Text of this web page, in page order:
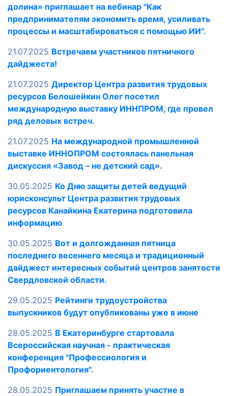
долина» приглашает на вебинар "Как
предпринимателям экономить время, усиливать
процессы и масштабироваться с помощью ИИ".
21.07.2025 Встречаем участников пятничного
дайджеста!
21.07.2025 Директор Центра развития трудовых
ресурсов Белошейкин Олег посетил
международную выставку ИННПРОМ, где провел
ряд деловых встреч.
21.07.2025 На международной промышленной
выставке ИННОПРОМ состоялась панельная
дискуссия «Завод – не детский сад».
30.05.2025 Ко Дню защиты детей ведущий
юрисконсульт Центра развития трудовых
ресурсов Канайкина Екатерина подготовила
информацию
30.05.2025 Вот и долгожданная пятница
последнего весеннего месяца и традиционный
дайджест интересных событий центров занятости
Свердловской области.
29.05.2025 Рейтинги трудоустройства
выпускников будут опубликованы уже в июне
28.05.2025 В Екатеринбурге стартовала
Всероссийская научная - практическая
конференция "Профессиология и
Профориентология".
28.05.2025 Приглашаем принять участие в